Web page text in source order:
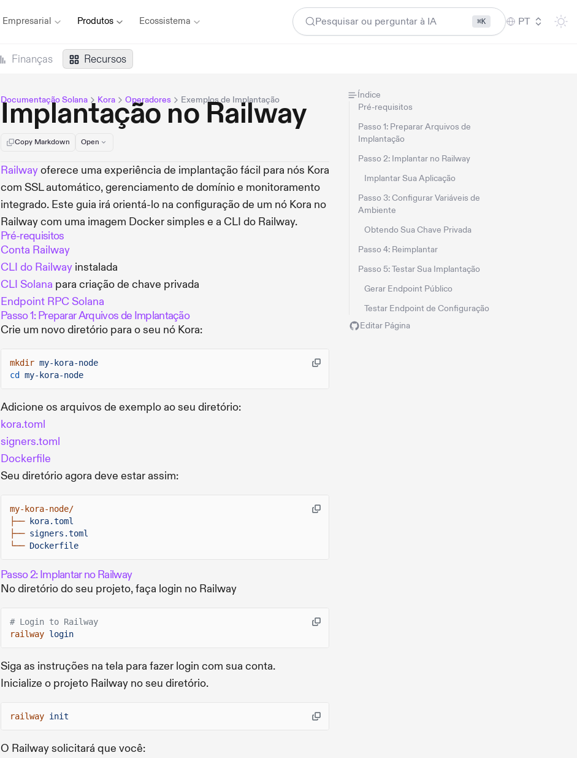
Empresarial Produtos Ecossistema Pesquisar ou perguntar à IA ⌘K PT
Finanças Recursos
Documentação Solana Kora Operadores Exemplos de Implantação
Implantação no Railway
Copy Markdown Open
Railwayoferece uma experiência de implantação fácil para nós Kora
com SSL automático, gerenciamento de domínio e monitoramento
integrado. Este guia irá orientá-lo na configuração de um nó Kora no
Railway com uma imagem Docker simples e a CLI do Railway.
Pré-requisitos
Conta Railway
CLI do Railway instalada
CLI Solana para criação de chave privada
Endpoint RPC Solana
Passo 1: Preparar Arquivos de Implantação
Crie um novo diretório para o seu nó Kora:
mkdir my-kora-node
cd
my-kora-node
Adicione os arquivos de exemplo ao seu diretório:
kora.toml
signers.toml
Dockerfile
Seu diretório agora deve estar assim:
my-kora-node/
├──
kora.toml
├── signers.toml
└── Dockerfile
Passo 2: Implantar no Railway
No diretório do seu projeto, faça login no Railway
# Login to Railway
railway login
Siga as instruções na tela para fazer login com sua conta.
Inicialize o projeto Railway no seu diretório.
railway init
O Railway solicitará que você:
Índice
Pré-requisitos
Passo 1: Preparar Arquivos de
Implantação
Passo 2: Implantar no Railway
Implantar Sua Aplicação
Passo 3: Configurar Variáveis de
Ambiente
Obtendo Sua Chave Privada
Passo 4: Reimplantar
Passo 5: Testar Sua Implantação
Gerar Endpoint Público
Testar Endpoint de Configuração
Editar Página